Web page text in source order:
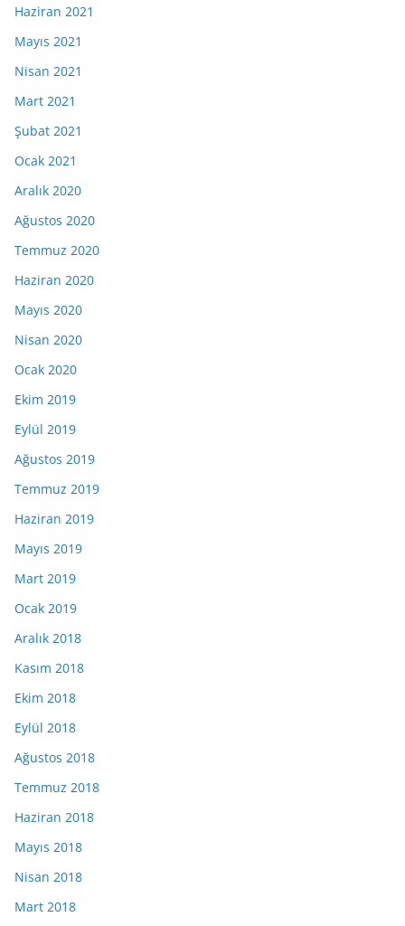
Haziran 2021
Mayıs 2021
Nisan 2021
Mart 2021
Şubat 2021
Ocak 2021
Aralık 2020
Ağustos 2020
Temmuz 2020
Haziran 2020
Mayıs 2020
Nisan 2020
Ocak 2020
Ekim 2019
Eylül 2019
Ağustos 2019
Temmuz 2019
Haziran 2019
Mayıs 2019
Mart 2019
Ocak 2019
Aralık 2018
Kasım 2018
Ekim 2018
Eylül 2018
Ağustos 2018
Temmuz 2018
Haziran 2018
Mayıs 2018
Nisan 2018
Mart 2018